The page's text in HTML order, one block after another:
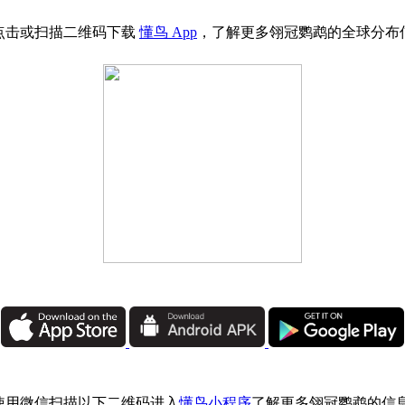
击或扫描二维码下载懂鸟 App ，了解更多翎冠鹦鹉的全球分布